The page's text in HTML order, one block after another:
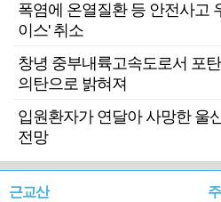
폭염에 온열질환 등 안전사고
이스' 취소
창녕 중부내륙고속도로서 포
의탄으로 밝혀져
입원환자가 연달아 사망한 울
전망
근교산